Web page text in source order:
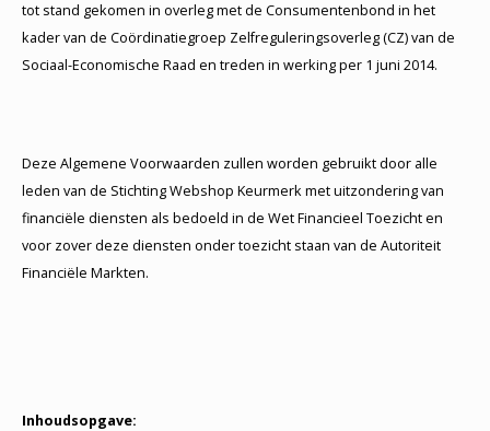
tot stand gekomen in overleg met de Consumentenbond in het
kader van de Coördinatiegroep Zelfreguleringsoverleg (CZ) van de
Sociaal-Economische Raad en treden in werking per 1 juni 2014.
Deze Algemene Voorwaarden zullen worden gebruikt door alle
leden van de Stichting Webshop Keurmerk met uitzondering van
financiële diensten als bedoeld in de Wet Financieel Toezicht en
voor zover deze diensten onder toezicht staan van de Autoriteit
Financiële Markten.
Inhoudsopgave: